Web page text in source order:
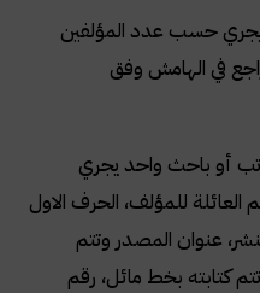
يجري حسب عدد المؤلفين
في الهامش وفق
أو باحث واحد يجري
العائلة للمؤلف، الحرف الاول
عنوان المصدر وتتم
كتابته بخط مائل، رقم